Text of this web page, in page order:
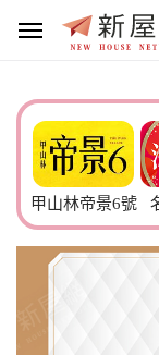
帝景6號 名軒海樂